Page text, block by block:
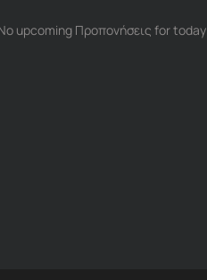
upcoming Προπονήσεις for today